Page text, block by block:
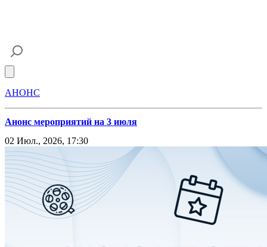
АНОНС
Анонс мероприятий на 3 июля
02 Июл., 2026, 17:30